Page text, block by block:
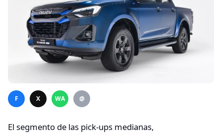
F X WA @
El segmento de las pick-ups medianas,